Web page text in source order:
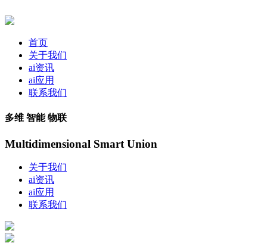
首页
关于我们
ai资讯
ai应用
联系我们
多维 智能 物联
Multidimensional Smart Union
关于我们
ai资讯
ai应用
联系我们